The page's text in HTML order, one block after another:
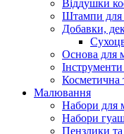
Віддушки
Штампи для
Добавки,
Основа для
Інструменти
Косметична
Малювання
Набори для
Набори
Пензлики та